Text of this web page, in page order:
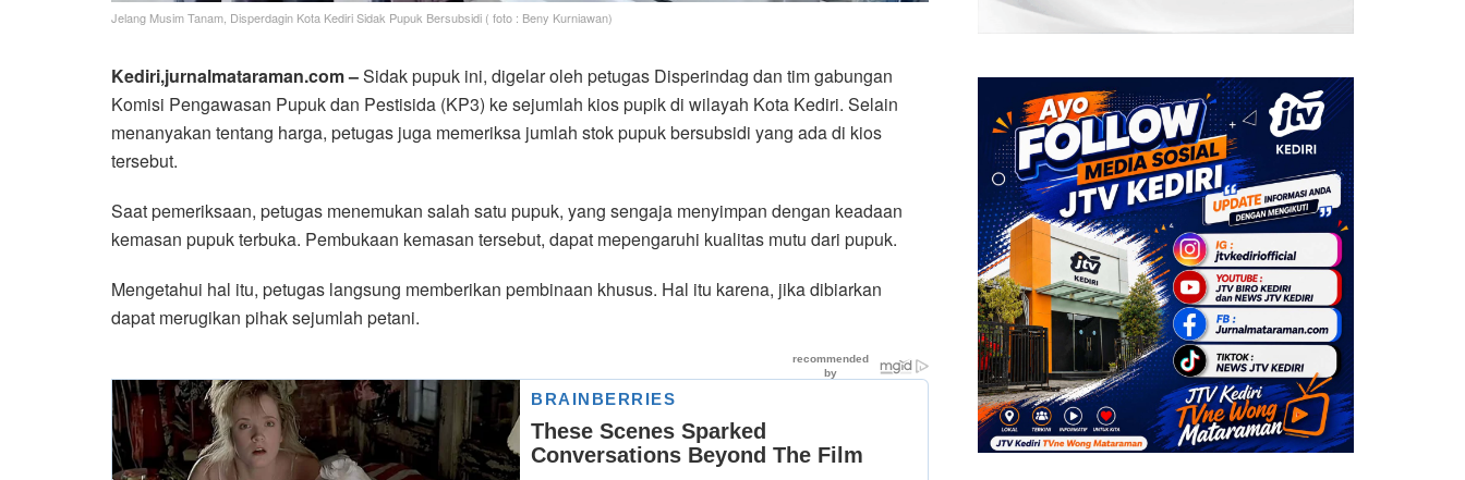
Jelang Musim Tanam, Disperdagin Kota Kediri Sidak Pupuk Bersubsidi ( foto : Beny Kurniawan)
Kediri,jurnalmataraman.com –Sidak pupuk ini, digelar oleh petugas Disperindag dan tim gabungan
Komisi Pengawasan Pupuk dan Pestisida (KP3) ke sejumlah kios pupik di wilayah Kota Kediri. Selain
menanyakan tentang harga, petugas juga memeriksa jumlah stok pupuk bersubsidi yang ada di kios
tersebut.
Saat pemeriksaan, petugas menemukan salah satu pupuk, yang sengaja menyimpan dengan keadaan
kemasan pupuk terbuka. Pembukaan kemasan tersebut, dapat mepengaruhi kualitas mutu dari pupuk.
Mengetahui hal itu, petugas langsung memberikan pembinaan khusus. Hal itu karena, jika dibiarkan
dapat merugikan pihak sejumlah petani.